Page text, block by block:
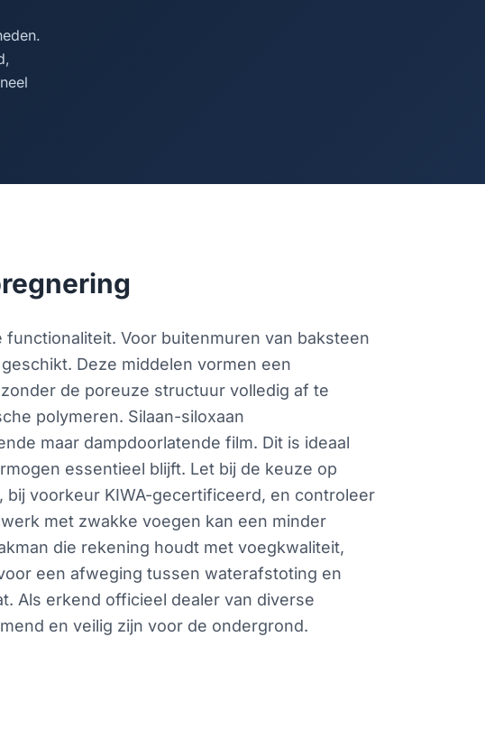
Voor buitenmuren van baksteen
Deze middelen vormen een
de poreuze structuur volledig af te
polymeren. Silaan-siloxaan
maar dampdoorlatende film. Dit is ideaal
essentieel blijft. Let bij de keuze op
voorkeur KIWA-gecertificeerd, en controleer
met zwakke voegen kan een minder
die rekening houdt met voegkwaliteit,
een afweging tussen waterafstoting en
Als erkend officieel dealer van diverse
en veilig zijn voor de ondergrond.